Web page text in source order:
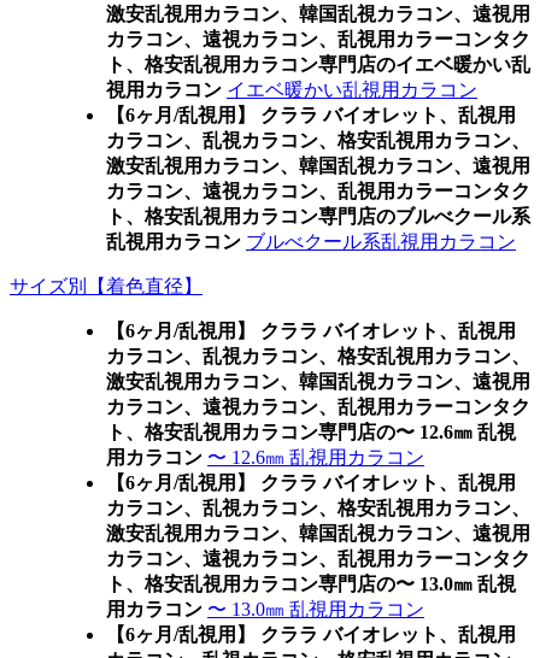
激安乱視用カラコン、韓国乱視カラコン、遠視用
カラコン、遠視カラコン、乱視用カラーコンタク
ト、格安乱視用カラコン専門店のイエベ暖かい乱
視用カラコン イエベ暖かい乱視用カラコン
【6ヶ月/乱視用】 クララ バイオレット、乱視用
カラコン、乱視カラコン、格安乱視用カラコン、
激安乱視用カラコン、韓国乱視カラコン、遠視用
カラコン、遠視カラコン、乱視用カラーコンタク
ト、格安乱視用カラコン専門店のブルべクール系
乱視用カラコン ブルべクール系乱視用カラコン
サイズ別【着色直径】
【6ヶ月/乱視用】 クララ バイオレット、乱視用
カラコン、乱視カラコン、格安乱視用カラコン、
激安乱視用カラコン、韓国乱視カラコン、遠視用
カラコン、遠視カラコン、乱視用カラーコンタク
ト、格安乱視用カラコン専門店の〜 12.6㎜ 乱視
用カラコン 〜 12.6㎜ 乱視用カラコン
【6ヶ月/乱視用】 クララ バイオレット、乱視用
カラコン、乱視カラコン、格安乱視用カラコン、
激安乱視用カラコン、韓国乱視カラコン、遠視用
カラコン、遠視カラコン、乱視用カラーコンタク
ト、格安乱視用カラコン専門店の〜 13.0㎜ 乱視
用カラコン 〜 13.0㎜ 乱視用カラコン
【6ヶ月/乱視用】 クララ バイオレット、乱視用